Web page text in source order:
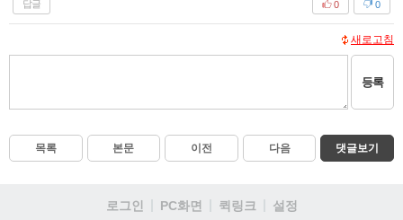
답글 0
0
새로고침
등록
목록 본문 이전 다음 댓글보기
로그인 PC화면 퀵링크 설정